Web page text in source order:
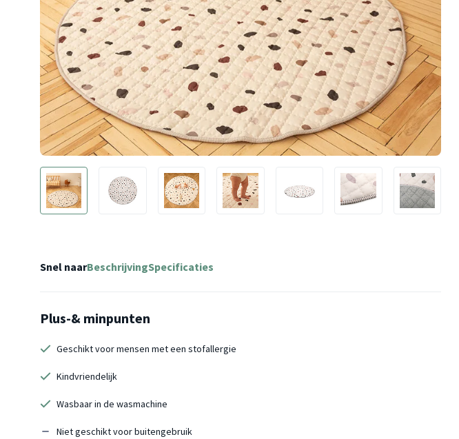
Snel naarBeschrijvingSpecificaties
Plus-& minpunten
Geschikt voor mensen met een stofallergie
Kindvriendelijk
Wasbaar in de wasmachine
Niet geschikt voor buitengebruik